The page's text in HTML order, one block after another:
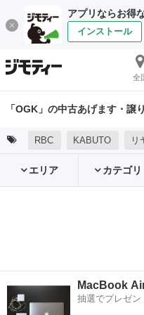
アプリならお得
インストール
全
「OGK」の中古あげます・譲
RBC KABUTO リ
エリア カテゴリ
MacBook
抽選でプレゼン